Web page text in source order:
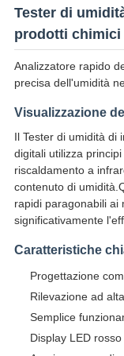
Tester di
prodotti
Analizzatore rapido
precisa dell'umidità
Visualizzazione
Il Tester di umidità di
digitali utilizza
riscaldamento a
contenuto di
rapidi paragonabili ai
significativamente
Caratteristiche
Progettazione
Rilevazione ad
Semplice
Display LED